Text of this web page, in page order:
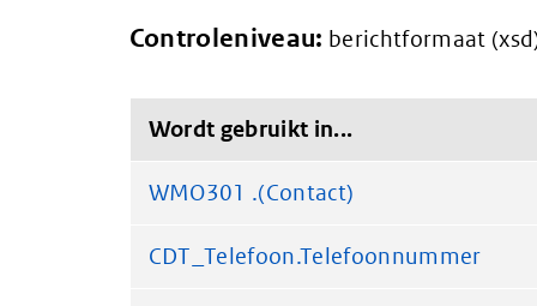
Controleniveau: berichtformaat
Wordt gebruikt in...
WMO301 .(Contact)
CDT_Telefoon.Telefoonnummer